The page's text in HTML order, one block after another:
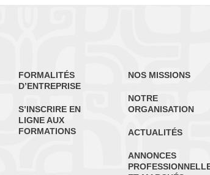
FORMALITÉS
D’ENTREPRISE
S’INSCRIRE EN
LIGNE AUX
FORMATIONS
NOS MISSIONS
NOTRE
ORGANISATION
ACTUALITÉS
ANNONCES